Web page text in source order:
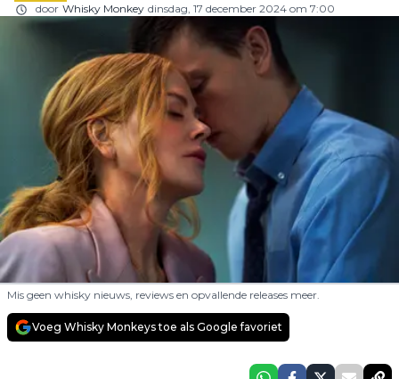
door Whisky Monkey dinsdag, 17 december 2024 om 7:00
Mis geen whisky nieuws, reviews en opvallende releases meer.
Voeg Whisky Monkeys toe als Google favoriet